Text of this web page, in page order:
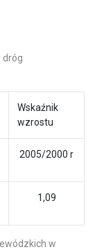
dróg
Wskaźnik
wzrostu
2005/2000 r
1,09
w